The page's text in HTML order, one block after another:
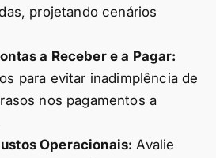
projetando cenários
a Receber e a Pagar:
para evitar inadimplência de
nos pagamentos a
Operacionais: Avalie